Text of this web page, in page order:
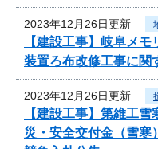
2023年12月26日更新
【建設工事】岐阜メ
装置ろ布改修工事に関
2023年12月26日更新
【建設工事】第維工
災・安全交付金（雪寒